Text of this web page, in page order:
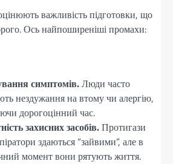
важливість підготовки, що
Ось найпоширеніші промахи:
симптомів.Люди часто
нездужання на втому чи алергію,
дорогоцінний час.
захисних засобів.Протигази
здаються “зайвими”, але в
момент вони рятують життя.